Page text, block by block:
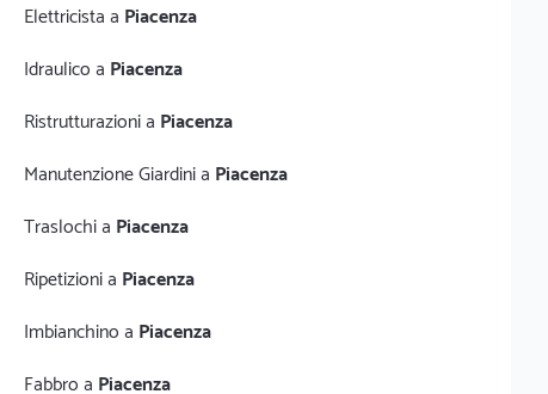
Elettricista a Piacenza
Idraulico a Piacenza
Ristrutturazioni a Piacenza
Manutenzione Giardini a Piacenza
Traslochi a Piacenza
Ripetizioni a Piacenza
Imbianchino a Piacenza
Fabbro a Piacenza